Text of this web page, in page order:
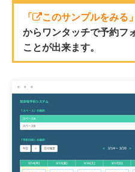
「 このサンプルをみる」
からワンタッチで予約フ
ことが出来ます。